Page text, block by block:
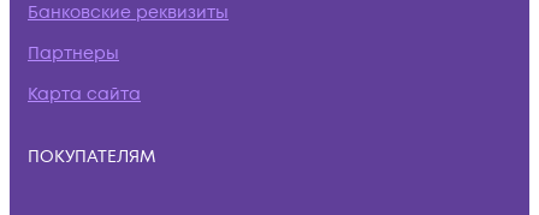
Банковские реквизиты
Партнеры
Карта сайта
ПОКУПАТЕЛЯМ